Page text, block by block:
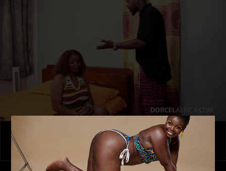
Le Club des Affranchis – Jeux de pouvoir
COCO